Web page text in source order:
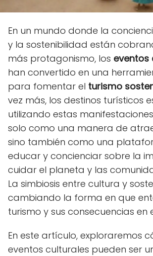
En un mundo donde la
y la sostenibilidad están
más protagonismo, los eventos
han convertido en una
para fomentar el turismo
vez más, los destinos turísticos
utilizando estas
solo como una manera de
sino también como una
educar y concienciar sobre la
cuidar el planeta y las
La simbiosis entre cultura y
cambiando la forma en que
turismo y sus consecuencias en
En este artículo, exploraremos
eventos culturales pueden ser